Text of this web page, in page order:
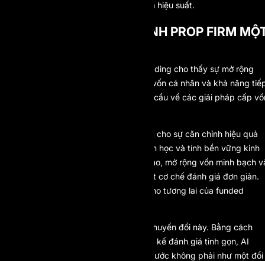
làm tăng khả năng duy trì và ổn định hiệu suất.
TƯƠNG LAI CỦA MÔ HÌNH PROP FIRM
Quỹ đạo tăng trưởng của funded trading cho thấy sự mở rộng
liên tục trong tương lai. Khi hạn chế vốn cá nhân và khả năng
cận kỹ thuật số toàn cầu hội tụ, nhu cầu về các giải pháp cấp
Mô hình prop firm một bước đại diện cho sự căn chỉnh hiệu quả
nhất giữa tâm lý trader, kỳ vọng toán học và tính bền vững kinh
doanh. Khi kết hợp với trí tuệ nhân tạo, mở rộng vốn minh bạch
quản trị rủi ro kỷ luật, nó vượt xa một cơ chế đánh giá đơn giản.
Nó trở thành bản thiết kế cấu trúc cho tương lai của funded
AI Prop đứng tại giao điểm của sự chuyển đổi này. Bằng cách
tích hợp công nghệ tiên tiến với thiết kế đánh giá tinh gọn, AI
Prop định vị mô hình prop firm một bước không phải như một đổi